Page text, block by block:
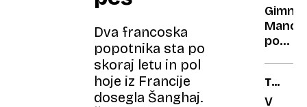
Dva francoska
popotnika sta po
skoraj letu in pol
hoje iz Francije
dosegla Šanghaj.
na
Manca
ko
TV
TE
V